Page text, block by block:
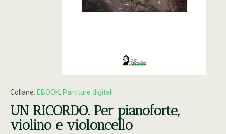
Collane: EBOOK, Partiture digitali
UN RICORDO. Per pianoforte,
violino e violoncello